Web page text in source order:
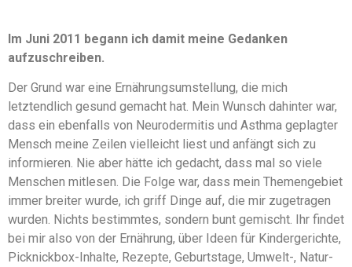
Im Juni 2011 begann ich damit meine Gedanken
aufzuschreiben.
Der Grund war eine Ernährungsumstellung, die mich
letztendlich gesund gemacht hat. Mein Wunsch dahinter war,
dass ein ebenfalls von Neurodermitis und Asthma geplagter
Mensch meine Zeilen vielleicht liest und anfängt sich zu
informieren. Nie aber hätte ich gedacht, dass mal so viele
Menschen mitlesen. Die Folge war, dass mein Themengebiet
immer breiter wurde, ich griff Dinge auf, die mir zugetragen
wurden. Nichts bestimmtes, sondern bunt gemischt. Ihr findet
bei mir also von der Ernährung, über Ideen für Kindergerichte,
Picknickbox-Inhalte, Rezepte, Geburtstage, Umwelt-, Natur-